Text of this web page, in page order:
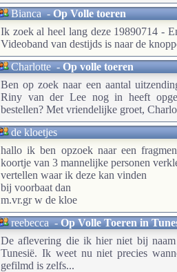
Bianca-Op Volle toeren
Ik zoek al heel lang deze 19890714 -
Videoband van destijds is naar de
Charlotte-Op volle toeren
Ben op zoek naar een aantal
Riny van der Lee nog in heeft
bestellen? Met vriendelijke groet,
de kloetjes
hallo ik ben opzoek naar een
koortje van 3 mannelijke personen
vertellen waar ik deze kan vinden
bij voorbaat dan
m.vr.gr w de kloe
reebecca-Op Volle Toeren in
De aflevering die ik hier niet bij
Tunesië. Ik weet nu niet precies
gefilmd is zelfs...